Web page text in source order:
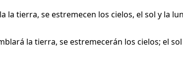
la tierra, se estremecen los cielos, el sol y la
la tierra, se estremecerán los cielos; el